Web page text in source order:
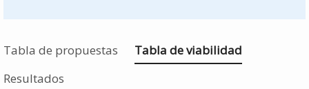
Tabla de propuestas Estás en
Tabla de viabilidad
Resultados